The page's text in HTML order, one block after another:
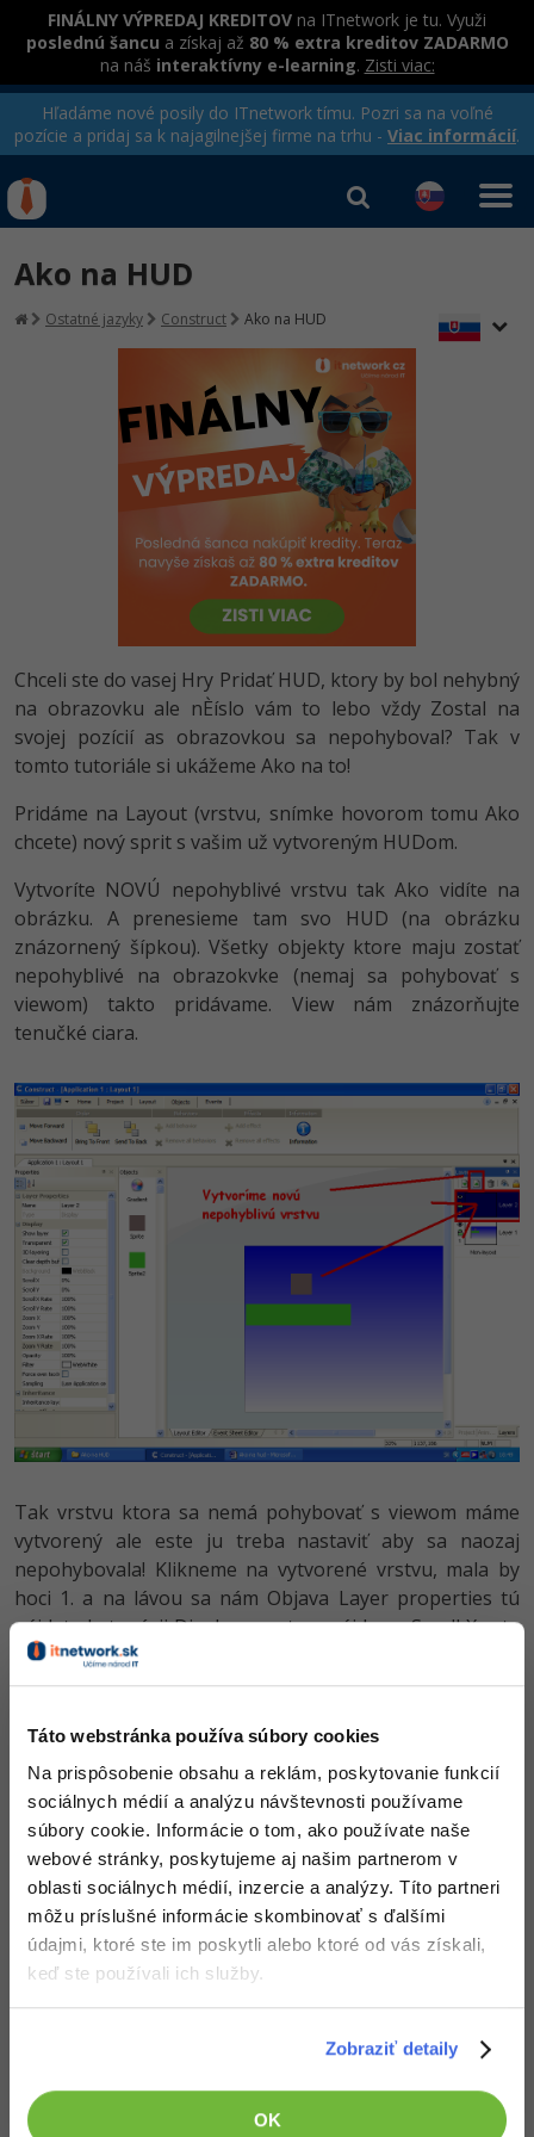
Táto webstránka používa súbory cookies
Na prispôsobenie obsahu a reklám, poskytovanie funkcií
sociálnych médií a analýzu návštevnosti používame
súbory cookie. Informácie o tom, ako používate naše
webové stránky, poskytujeme aj našim partnerom v
oblasti sociálnych médií, inzercie a analýzy. Títo partneri
môžu príslušné informácie skombinovať s ďalšími
údajmi, ktoré ste im poskytli alebo ktoré od vás získali,
keď ste používali ich služby.
Zobraziť detaily
OK
FINÁLNY VÝPREDAJ KREDITOV na ITnetwork je tu. Využi
poslednú šancu a získaj až 80 % extra kreditov ZADARMO
na náš interaktívny e-learning. Zisti viac:
Hľadáme nové posily do ITnetwork tímu. Pozri sa na voľné
pozície a pridaj sa k najagilnejšej firme na trhu - Viac informácií.
hradené úradom práce
Kurzy programovania
Ako začať?
-80%
C# .NET -80%
Python -80%
JavaScript -80%
PHP -80%
C++ -80%
-80%
Kotlin -80%
Céčko -80%
VB.NET
SQL
Algoritmy -41%
Umelá inteligencia
Pre deti
Testovanie softvéru
Marketing -30%
WordPress
-30%
UX
Business
Copywriting -30%
MS Office -80%
Google Dokumenty
Time management
HTML/CSS -80%
Photoshop -80%
-80%
Adobe Lightroom -30%
Adobe XD -15%
Adobe InDesign -25%
Adobe After Effects
Blender -80%
Inkscape
Video
Príbehy absolventov
Blog
Médiá
Kariéra
Prihlásiť sa| Registrovať
Ako na HUD
Ostatné jazyky Construct Ako na HUD
Chceli ste do vasej Hry Pridať HUD, ktory by bol nehybný
na obrazovku ale nÈíslo vám to lebo vždy Zostal na
svojej pozícií as obrazovkou sa nepohyboval? Tak v
tomto tutoriále si ukážeme Ako na to!
Pridáme na Layout (vrstvu, snímke hovorom tomu Ako
chcete) nový sprit s vašim už vytvoreným HUDom.
Vytvoríte NOVÚ nepohyblivé vrstvu tak Ako vidíte na
obrázku. A prenesieme tam svo HUD (na obrázku
znázornený šípkou). Všetky objekty ktore maju zostať
nepohyblivé na obrazokvke (nemaj sa pohybovať s
viewom) takto pridávame. View nám znázorňujte
tenučké ciara.
Tak vrstvu ktora sa nemá pohybovať s viewom máme
vytvorený ale este ju treba nastaviť aby sa naozaj
nepohybovala! Klikneme na vytvorené vrstvu, mala by
hoci 1. a na lávou sa nám Objava Layer properties tú
nájdete kategórii Display a potom nájdeme Scroll X rate
a Scroll Y rate a hodnoty nastavíme na 0.
A to je všetko : D
Stiahnuť
Stiahnutím nasledujúceho súboru súhlasíš s
Stiahnuť HUD.rar
Aplikácia je vrátane zdrojových kódov v jazyku Construct